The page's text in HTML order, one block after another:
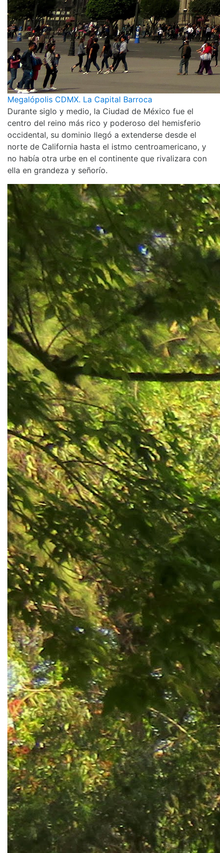
Megalópolis CDMX. La Capital Barroca
Durante siglo y medio, la Ciudad de México fue el
centro del reino más rico y poderoso del hemisferio
occidental, su dominio llegó a extenderse desde el
norte de California hasta el istmo centroamericano, y
no había otra urbe en el continente que rivalizara con
ella en grandeza y señorío.